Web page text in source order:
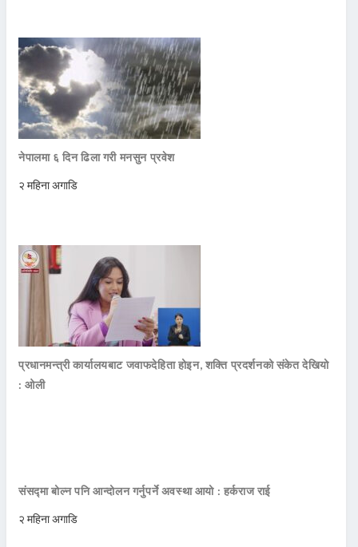
नेपालमा ६ दिन ढिला गरी मनसुन प्रवेश
२ महिना अगाडि
प्रधानमन्त्री कार्यालयबाट जवाफदेहिता होइन, शक्ति प्रदर्शनको संकेत देखियो
: ओली
संसद्मा बोल्न पनि आन्दोलन गर्नुपर्ने अवस्था आयो : हर्कराज राई
२ महिना अगाडि